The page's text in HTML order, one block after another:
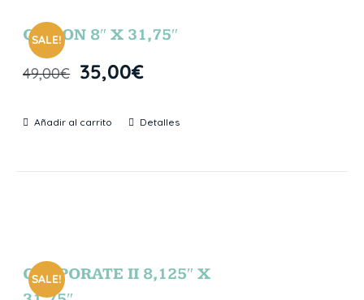
SALE!
GIBSON 8″ X 31,75″
49,00€ 35,00€
Añadir al carrito Detalles
SALE!
CORPORATE II 8,125″ X